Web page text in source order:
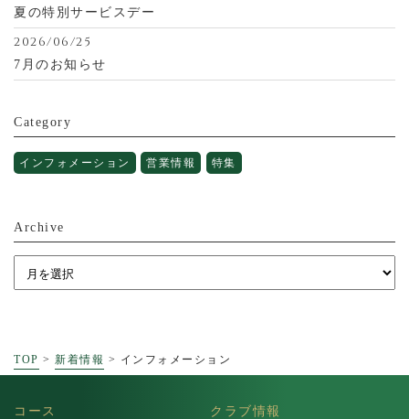
夏の特別サービスデー
2026/06/25
7月のお知らせ
Category
インフォメーション 営業情報 特集
Archive
TOP > 新着情報 > インフォメーション
コース クラブ情報